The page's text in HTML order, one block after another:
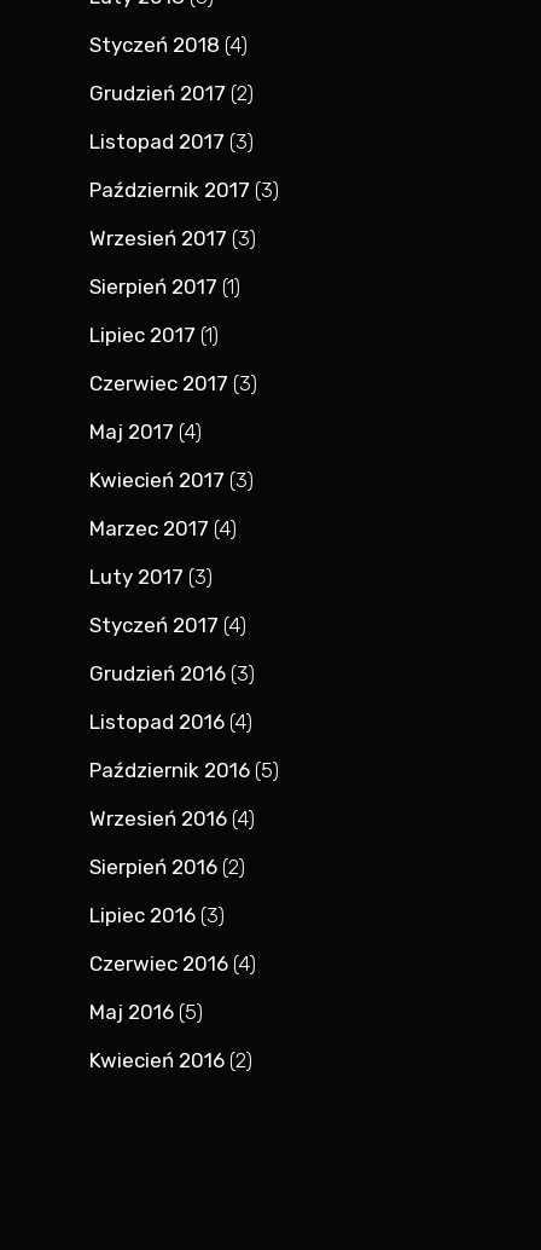
Styczeń 2018 (4)
Grudzień 2017 (2)
Listopad 2017 (3)
Październik 2017 (3)
Wrzesień 2017 (3)
Sierpień 2017 (1)
Lipiec 2017 (1)
Czerwiec 2017 (3)
Maj 2017 (4)
Kwiecień 2017 (3)
Marzec 2017 (4)
Luty 2017 (3)
Styczeń 2017 (4)
Grudzień 2016 (3)
Listopad 2016 (4)
Październik 2016 (5)
Wrzesień 2016 (4)
Sierpień 2016 (2)
Lipiec 2016 (3)
Czerwiec 2016 (4)
Maj 2016 (5)
Kwiecień 2016 (2)